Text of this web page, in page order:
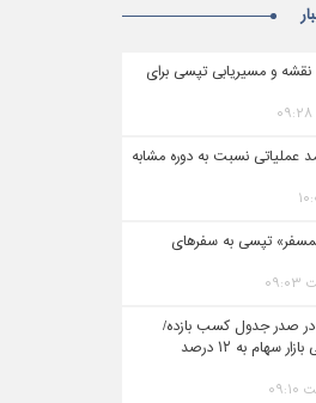
و مسیریابی تپسی برای
عملیاتی نسبت به دوره مشابه
تپسی به سفرهای
صدر جدول کسب بازده/
میانگین بازده هفتگی بازار سهام به ۱۲ درصد